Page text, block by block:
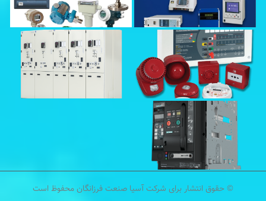
© حقوق انتشار برای شرکت آسیا صنعت فرزانگان محفوظ است